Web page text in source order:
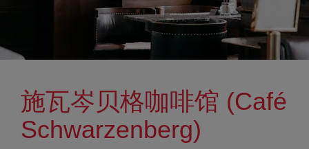
施瓦岑贝格咖啡馆 (Café
Schwarzenberg)